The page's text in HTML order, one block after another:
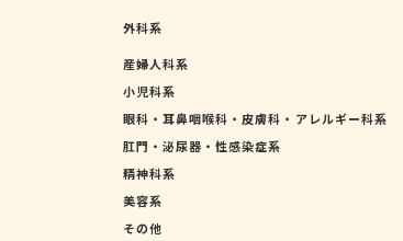
外科系
産婦人科系
小児科系
眼科・耳鼻咽喉科・皮膚科・アレルギー科系
肛門・泌尿器・性感染症系
精神科系
美容系
その他